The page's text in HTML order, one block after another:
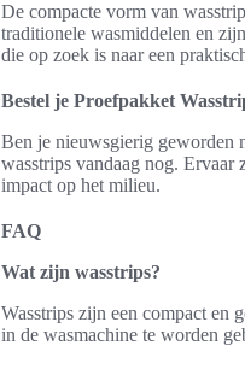
De compacte vorm van
traditionele wasmiddelen en
die op zoek is naar een
Bestel je Proefpakket
Ben je nieuwsgierig geworden
wasstrips vandaag nog. Ervaar
impact op het milieu.
FAQ
Wat zijn wasstrips?
Wasstrips zijn een compact en
in de wasmachine te worden